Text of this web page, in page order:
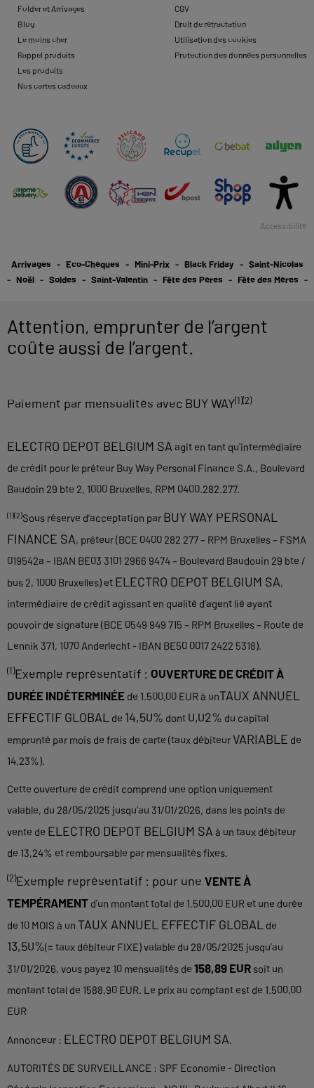
Folder et Arrivages
Blog
Le moins cher
Rappel produits
Les produits
Nos cartes cadeaux
CGV
Droit de rétractation
Utilisation des cookies
Protection des données personnelles
Accessibilité
Arrivages Eco-Chèques Mini-Prix Black Friday
Saint-Nicolas
Noël
Soldes Saint-Valentin Fête des Pères Fête des Mères
Attention, emprunter de l’argent
coûte aussi de l’argent.
Paiement par mensualités avec BUY WAY(1)(2)
ELECTRO DEPOT BELGIUM SA agit en tant qu'intermédiaire
de crédit pour le prêteur Buy Way Personal Finance S.A., Boulevard
Baudoin 29 bte 2, 1000 Bruxelles, RPM 0400.282.277.
(1)(2)Sous réserve d’acceptation par BUY WAY PERSONAL
FINANCE SA, prêteur (BCE 0400 282 277 – RPM Bruxelles – FSMA
019542a – IBAN BE03 3101 2966 9474 – Boulevard Baudouin 29 bte /
bus 2, 1000 Bruxelles) et ELECTRO DEPOT BELGIUM SA,
intermédiaire de crédit agissant en qualité d’agent lié ayant
pouvoir de signature (BCE 0549 949 715 – RPM Bruxelles – Route de
Lennik 371, 1070 Anderlecht - IBAN BE50 0017 2422 5318).
(1)Exemple représentatif : OUVERTURE DE CRÉDIT À
DURÉE INDÉTERMINÉE de 1.500,00 EUR à unTAUX ANNUEL
EFFECTIF GLOBAL
de 14,50% dont 0,02% du capital
emprunté par mois de frais de carte (taux débiteur VARIABLE de
14,23%).
Cette ouverture de crédit comprend une option uniquement
valable, du 28/05/2025 jusqu'au 31/01/2026, dans les points de
vente de ELECTRO DEPOT BELGIUM SA à un taux débiteur
de 13,24% et remboursable par mensualités fixes.
(2)Exemple représentatif : pour une VENTE À
TEMPÉRAMENT d'un montant total de 1.500,00 EUR et une durée
de 10 MOIS à un TAUX ANNUEL EFFECTIF GLOBAL de
13,50%(= taux débiteur FIXE) valable du 28/05/2025 jusqu'au
31/01/2026, vous payez 10 mensualités de 158,89 EUR soit un
montant total de 1588,90 EUR. Le prix au comptant est de 1.500,00
EUR
Annonceur : ELECTRO DEPOT BELGIUM SA.
AUTORITÉS DE SURVEILLANCE : SPF Economie - Direction